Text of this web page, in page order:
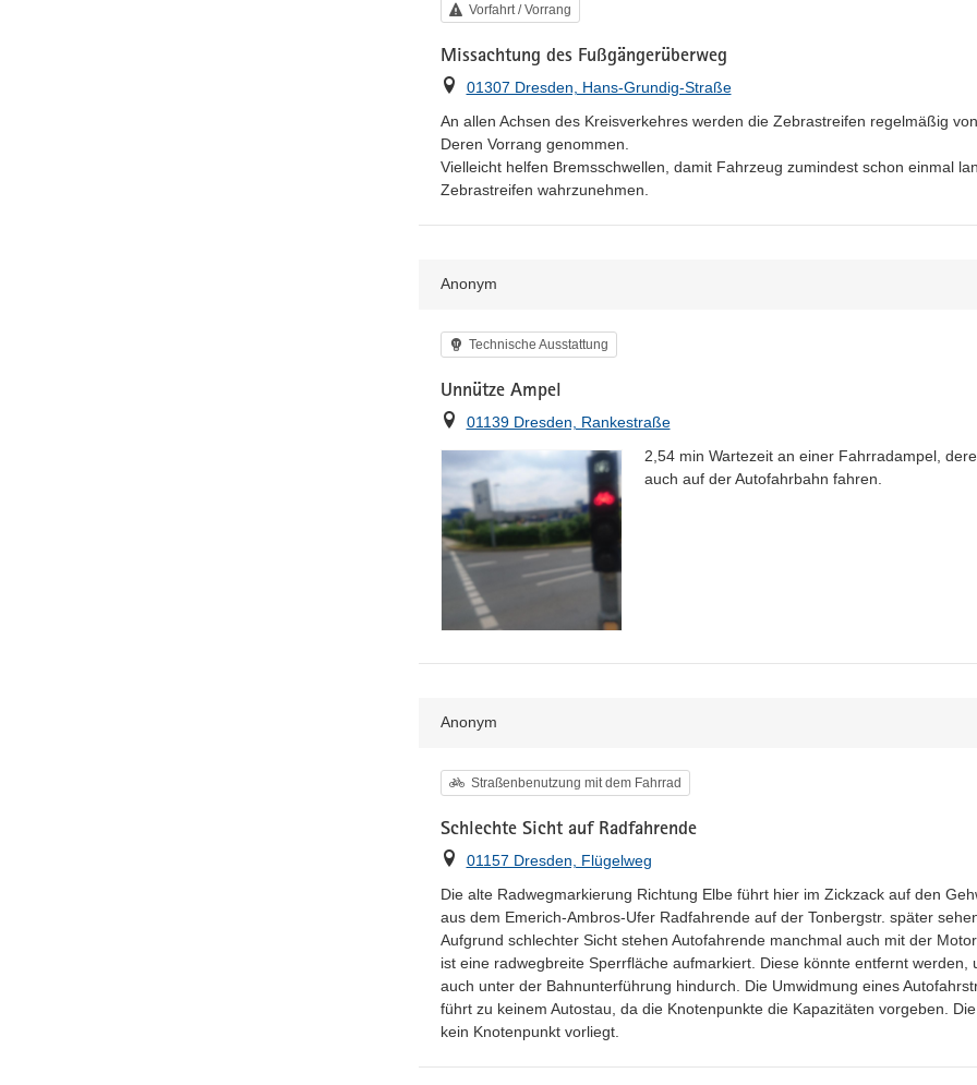
Kategorie
Vorfahrt / Vorrang
Missachtung des Fußgängerüberweg
Ort
01307 Dresden, Hans-Grundig-Straße
An allen Achsen des Kreisverkehres werden die Zebrastreifen regelmäßig
Deren Vorrang genommen.
Vielleicht helfen Bremsschwellen, damit Fahrzeug zumindest schon einmal
Zebrastreifen wahrzunehmen.
Anonym
Kategorie
Technische Ausstattung
Unnütze Ampel
Ort
01139 Dresden, Rankestraße
2,54 min Wartezeit an einer Fahrradampel,
auch auf der Autofahrbahn fahren.
Anonym
Kategorie
Straßenbenutzung mit dem Fahrrad
Schlechte Sicht auf Radfahrende
Ort
01157 Dresden, Flügelweg
Die alte Radwegmarkierung Richtung Elbe führt hier im Zickzack auf den
aus dem Emerich-Ambros-Ufer Radfahrende auf der Tonbergstr. später
Aufgrund schlechter Sicht stehen Autofahrende manchmal auch mit der
ist eine radwegbreite Sperrfläche aufmarkiert. Diese könnte entfernt
auch unter der Bahnunterführung hindurch. Die Umwidmung eines
führt zu keinem Autostau, da die Knotenpunkte die Kapazitäten vorgeben.
kein Knotenpunkt vorliegt.